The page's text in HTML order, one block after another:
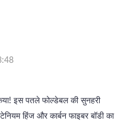
इस पतले फोल्डेबल की सुनहरी
हिंज और कार्बन फाइबर बॉडी का